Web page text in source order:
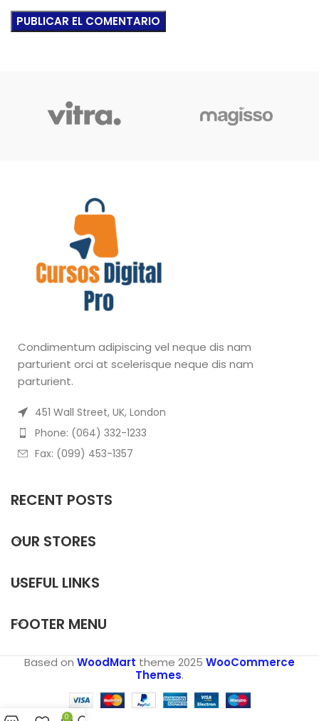
Condimentum adipiscing vel neque dis nam
parturient orci at scelerisque neque dis nam
parturient.
451 Wall Street, UK, London
Phone: (064) 332-1233
Fax: (099) 453-1357
RECENT POSTS
OUR STORES
USEFUL LINKS
FOOTER MENU
Based on WoodMart theme 2025 WooCommerce
Themes.
0